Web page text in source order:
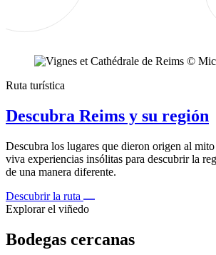
Ruta turística
Descubra Reims y su región
Descubra los lugares que dieron origen al
viva experiencias insólitas para descubrir la
de una manera diferente.
Descubrir la ruta
Explorar el viñedo
Bodegas cercanas